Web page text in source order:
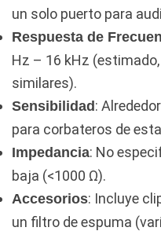
un solo puerto para
Respuesta de
Hz – 16 kHz
similares).
Sensibilidad :
para corbateros de
Impedancia: No
baja (<1000 Ω).
Accesorios: Incluye
un filtro de espuma